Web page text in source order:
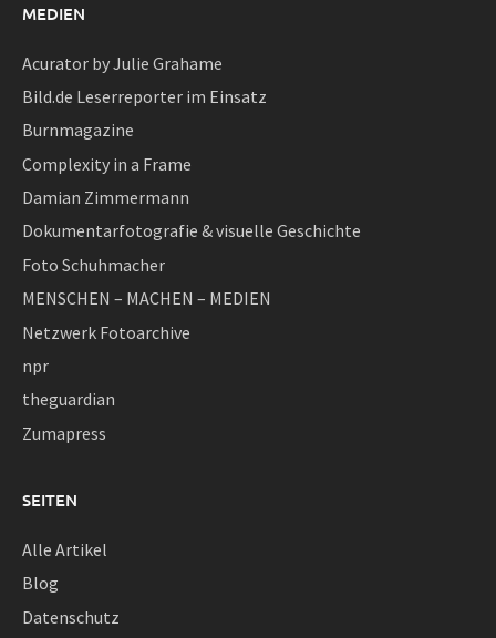
MEDIEN
Acurator by Julie Grahame
Bild.de Leserreporter im Einsatz
Burnmagazine
Complexity in a Frame
Damian Zimmermann
Dokumentarfotografie & visuelle Geschichte
Foto Schuhmacher
MENSCHEN – MACHEN – MEDIEN
Netzwerk Fotoarchive
npr
theguardian
Zumapress
SEITEN
Alle Artikel
Blog
Datenschutz